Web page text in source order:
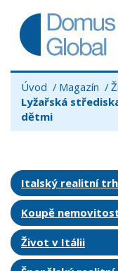
Úvod Magazín
Lyžařská
dětmi
Italský realitní trh
Koupě
Život v Itálii